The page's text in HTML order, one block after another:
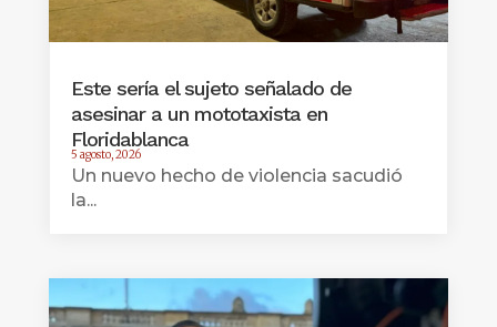
Este sería el sujeto señalado de
asesinar a un mototaxista en
Floridablanca
5 agosto, 2026
Un nuevo hecho de violencia sacudió
la...